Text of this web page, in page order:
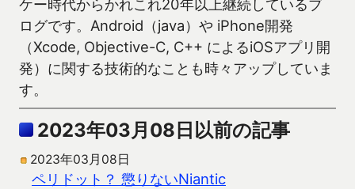
ケー時代からかれこれ20年以上継続しているブ
ログです。Android（java）や iPhone開発
（Xcode, Objective-C, C++ によるiOSアプリ開
発）に関する技術的なことも時々アップしていま
す。
2023年03月08日以前の記事
2023年03月08日
ペリドット？ 懲りないNiantic